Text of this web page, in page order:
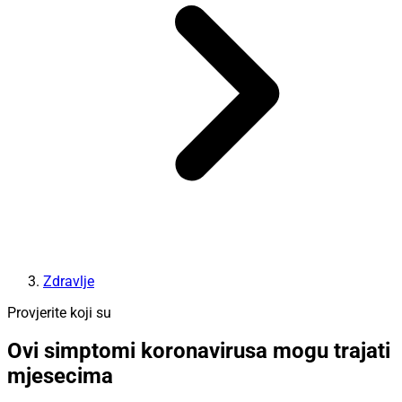
Zdravlje
Provjerite koji su
Ovi simptomi koronavirusa mogu trajati
mjesecima